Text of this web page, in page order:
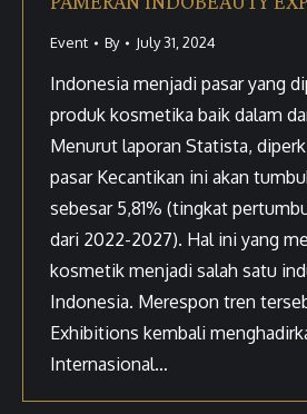
Event By July 31, 2024
Indonesia menjadi pasar yang
produk kosmetika baik dalam
Menurut laporan Statista,
pasar Kecantikan ini akan
sebesar 5,81% (tingkat
dari 2022-2027). Hal ini yang
kosmetik menjadi salah satu
Indonesia. Merespon tren
Exhibitions kembali
Internasional…